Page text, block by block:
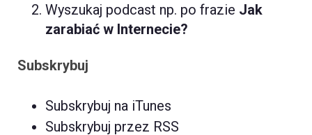
Wyszukaj podcast np. po frazie Jak
zarabiać w Internecie?
Subskrybuj
Subskrybuj na iTunes
Subskrybuj przez RSS